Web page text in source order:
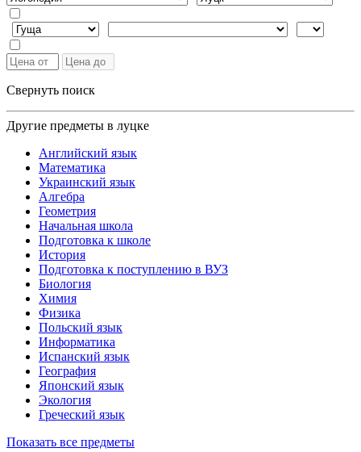
Свернуть поиск
Другие предметы в луцке
Английский язык
Математика
Украинский язык
Алгебра
Геометрия
Начальная школа
Подготовка к школе
История
Подготовка к поступлению в ВУЗ
Биология
Химия
Физика
Польский язык
Информатика
Испанский язык
География
Японский язык
Экология
Греческий язык
Показать все предметы